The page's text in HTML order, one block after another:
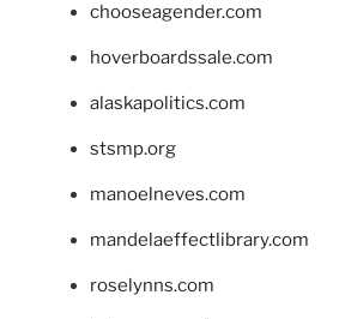
chooseagender.com
hoverboardssale.com
alaskapolitics.com
stsmp.org
manoelneves.com
mandelaeffectlibrary.com
roselynns.com